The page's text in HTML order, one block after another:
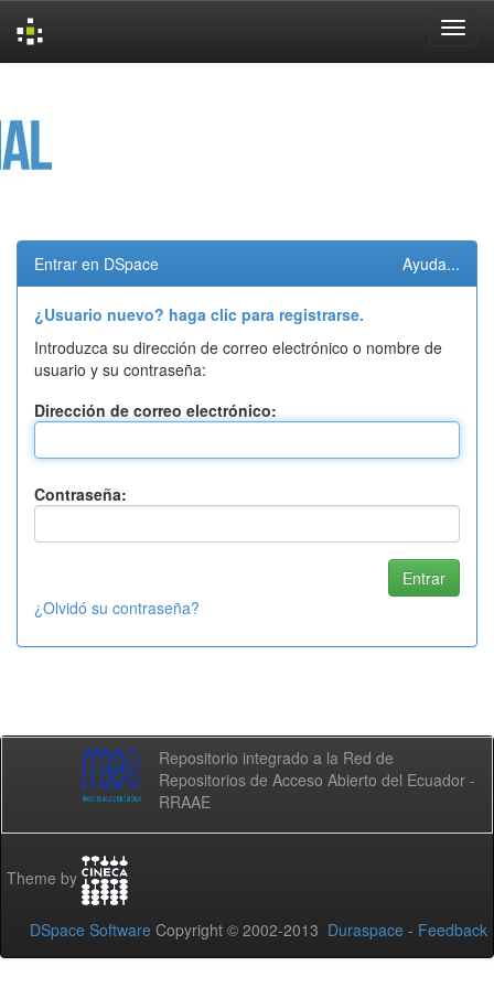
Entrar en DSpace Ayuda...
¿Usuario nuevo? haga clic para registrarse.
Introduzca su dirección de correo electrónico o nombre de
usuario y su contraseña:
Dirección de correo electrónico:
Contraseña:
¿Olvidó su contraseña?
Repositorio integrado a la Red de
Repositorios de Acceso Abierto del Ecuador -
RRAAE
Theme by
DSpace Software Copyright © 2002-2013 Duraspace - Feedback